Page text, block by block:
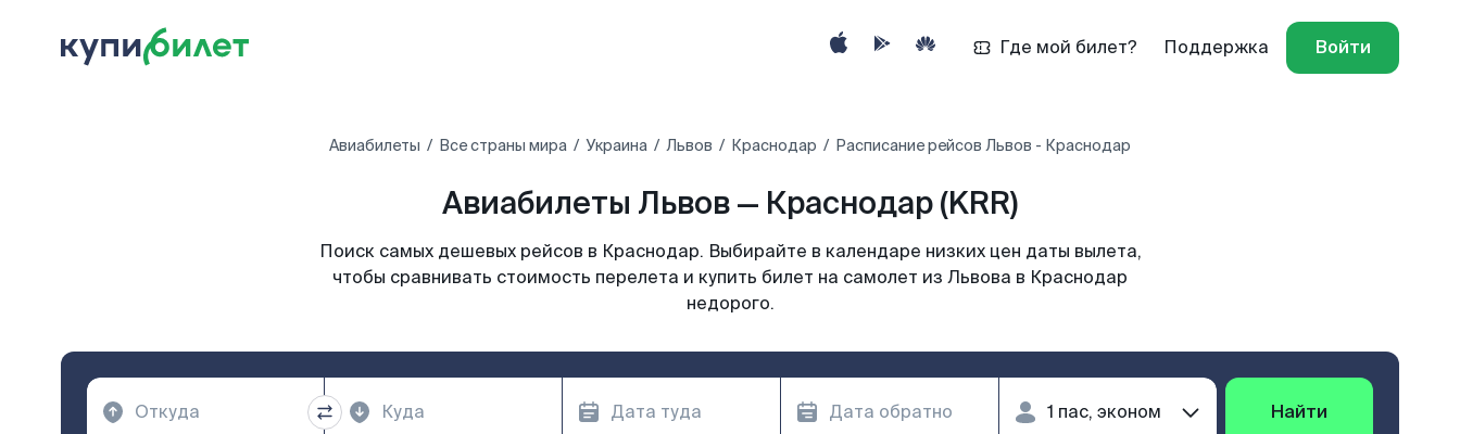
Где мой билет? Поддержка Войти
Авиабилеты Все страны мира Украина Львов Краснодар Расписание рейсов Львов - Краснодар
Авиабилеты Львов — Краснодар (KRR)
Поиск самых дешевых рейсов в Краснодар. Выбирайте в календаре низких цен даты вылета,
чтобы сравнивать стоимость перелета и купить билет на самолет из Львова в Краснодар
недорого.
Найти